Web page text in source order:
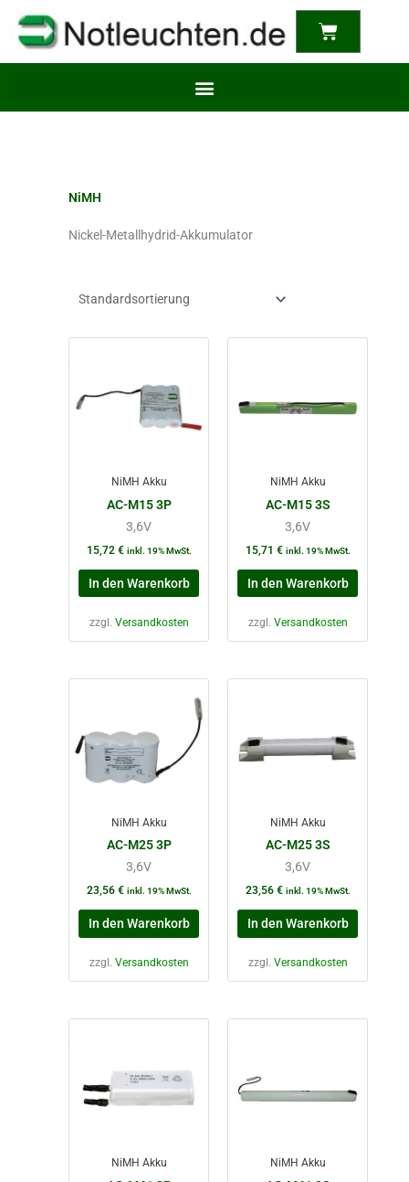
NiMH
Nickel-Metallhydrid-Akkumulator
NiMH Akku
AC-M15 3P
3,6V
15,72 € inkl. 19% MwSt.
In den Warenkorb
zzgl. Versandkosten
NiMH Akku
AC-M15 3S
3,6V
15,71 € inkl. 19% MwSt.
In den Warenkorb
zzgl. Versandkosten
NiMH Akku
AC-M25 3P
3,6V
23,56 € inkl. 19% MwSt.
In den Warenkorb
zzgl. Versandkosten
NiMH Akku
AC-M25 3S
3,6V
23,56 € inkl. 19% MwSt.
In den Warenkorb
zzgl. Versandkosten
NiMH Akku NiMH Akku